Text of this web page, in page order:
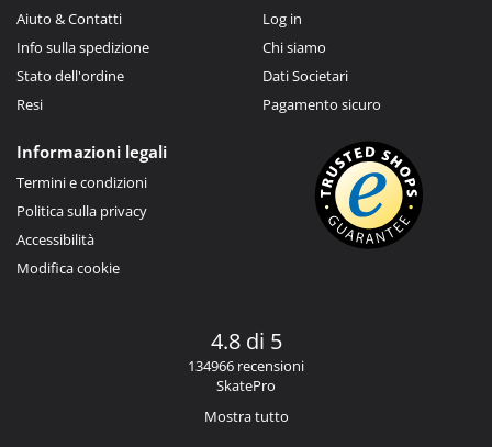
Aiuto & Contatti
Info sulla spedizione
Stato dell'ordine
Resi
Log in
Chi siamo
Dati Societari
Pagamento sicuro
Informazioni legali
Termini e condizioni
Politica sulla privacy
Accessibilità
Modifica cookie
4.8 di 5
134966 recensioni
SkatePro
Mostra tutto